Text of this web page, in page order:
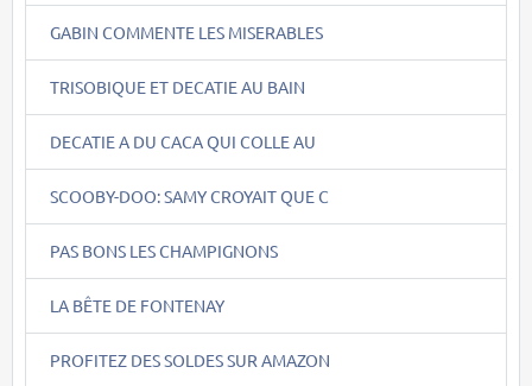
GABIN COMMENTE LES MISERABLES
TRISOBIQUE ET DECATIE AU BAIN
DECATIE A DU CACA QUI COLLE AU
SCOOBY-DOO: SAMY CROYAIT QUE C
PAS BONS LES CHAMPIGNONS
LA BÊTE DE FONTENAY
PROFITEZ DES SOLDES SUR AMAZON